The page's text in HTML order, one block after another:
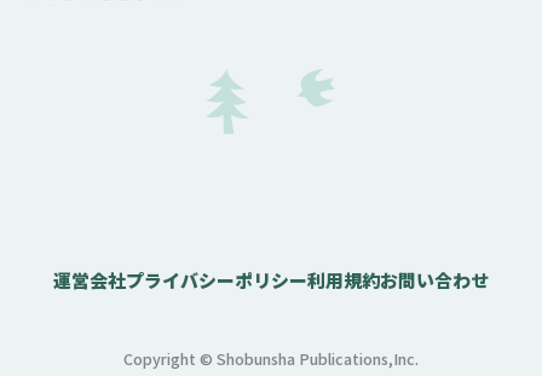
運営会社プライバシーポリシー利用規約お問い合わせ
Copyright © Shobunsha Publications,Inc.